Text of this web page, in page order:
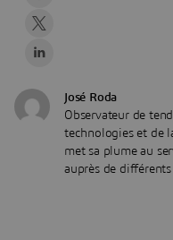
José Roda
Observateur de
technologies et de
met sa plume au
auprès de